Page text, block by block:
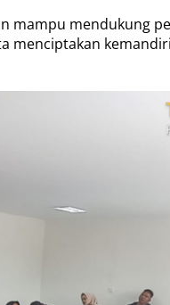
mampu mendukung
menciptakan